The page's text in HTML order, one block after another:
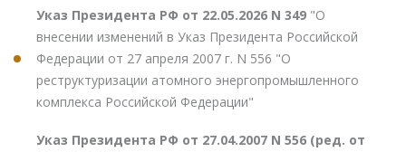
Указ Президента РФ от 22.05.2026 N 349 "О
внесении изменений в Указ Президента Российской
Федерации от 27 апреля 2007 г. N 556 "О
реструктуризации атомного энергопромышленного
комплекса Российской Федерации"
Указ Президента РФ от 27.04.2007 N 556 (ред. от